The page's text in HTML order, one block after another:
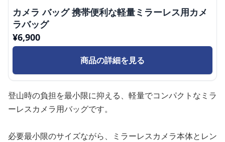
カメラ バッグ 携帯便利な軽量ミラーレス用カメ
ラバッグ
¥6,900
商品の詳細を見る
登山時の負担を最小限に抑える、軽量でコンパクトなミラ
ーレスカメラ用バッグです。
必要最小限のサイズながら、ミラーレスカメラ本体とレン